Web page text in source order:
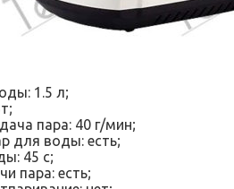
1.5 л;
пара: 40 г/мин;
для воды: есть;
45 с;
пара: есть;